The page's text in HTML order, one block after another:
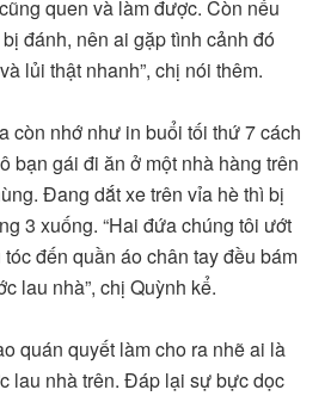
quen và làm được. Còn nếu
đánh, nên ai gặp tình cảnh đó
lủi thật nhanh”, chị nói thêm.
còn nhớ như in buổi tối thứ 7 cách
bạn gái đi ăn ở một nhà hàng trên
Đang dắt xe trên vỉa hè thì bị
3 xuống. “Hai đứa chúng tôi ướt
đến quần áo chân tay đều bám
lau nhà”, chị Quỳnh kể.
quán quyết làm cho ra nhẽ ai là
lau nhà trên. Đáp lại sự bực dọc